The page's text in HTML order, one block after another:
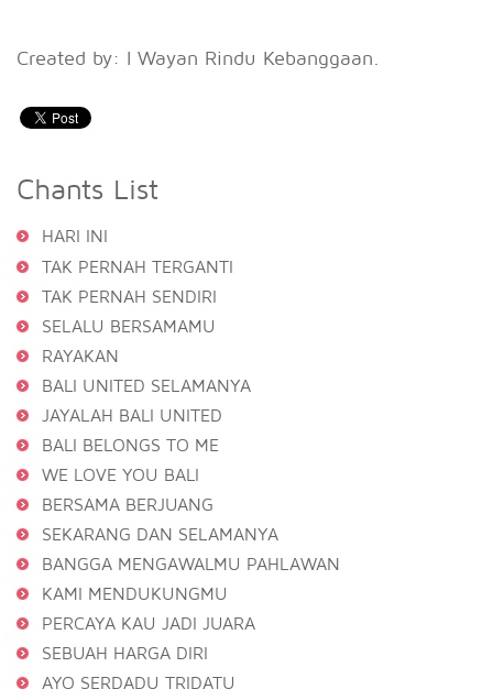
Created by: I Wayan Rindu Kebanggaan.
Chants List
HARI INI
TAK PERNAH TERGANTI
TAK PERNAH SENDIRI
SELALU BERSAMAMU
RAYAKAN
BALI UNITED SELAMANYA
JAYALAH BALI UNITED
BALI BELONGS TO ME
WE LOVE YOU BALI
BERSAMA BERJUANG
SEKARANG DAN SELAMANYA
BANGGA MENGAWALMU PAHLAWAN
KAMI MENDUKUNGMU
PERCAYA KAU JADI JUARA
SEBUAH HARGA DIRI
AYO SERDADU TRIDATU